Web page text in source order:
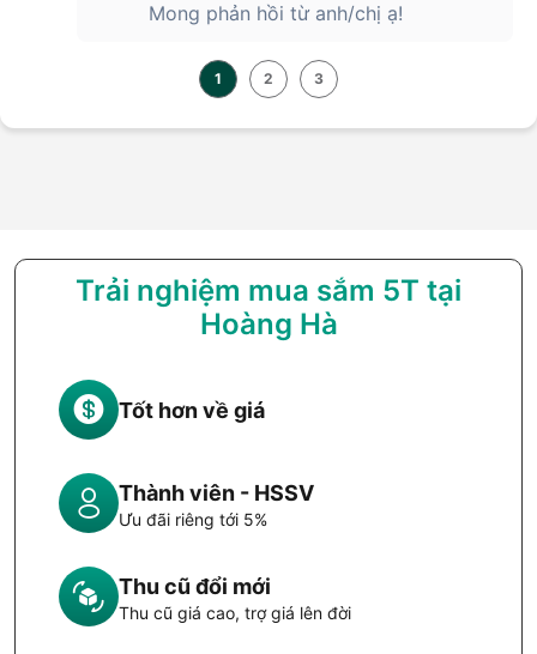
Mong phản hồi từ anh/chị ạ!
1 2 3
Trải nghiệm mua sắm 5T tại
Hoàng Hà
Tốt hơn về giá
Thành viên - HSSV
Ưu đãi riêng tới 5%
Thu cũ đổi mới
Thu cũ giá cao, trợ giá lên đời